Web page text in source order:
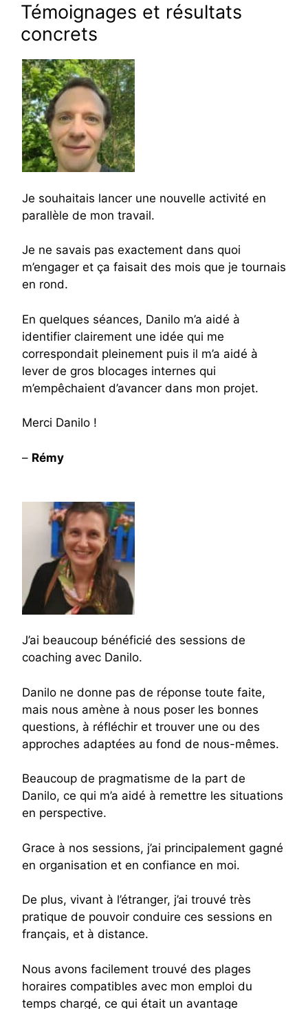
Témoignages et résultats
concrets
Je souhaitais lancer une nouvelle activité en
parallèle de mon travail.
Je ne savais pas exactement dans quoi
m’engager et ça faisait des mois que je tournais
en rond.
En quelques séances, Danilo m’a aidé à
identifier clairement une idée qui me
correspondait pleinement puis il m’a aidé à
lever de gros blocages internes qui
m’empêchaient d’avancer dans mon projet.
Merci Danilo !
– Rémy
J’ai beaucoup bénéficié des sessions de
coaching avec Danilo.
Danilo ne donne pas de réponse toute faite,
mais nous amène à nous poser les bonnes
questions, à réfléchir et trouver une ou des
approches adaptées au fond de nous-mêmes.
Beaucoup de pragmatisme de la part de
Danilo, ce qui m’a aidé à remettre les situations
en perspective.
Grace à nos sessions, j’ai principalement gagné
en organisation et en confiance en moi.
De plus, vivant à l’étranger, j’ai trouvé très
pratique de pouvoir conduire ces sessions en
français, et à distance.
Nous avons facilement trouvé des plages
horaires compatibles avec mon emploi du
temps chargé, ce qui était un avantage